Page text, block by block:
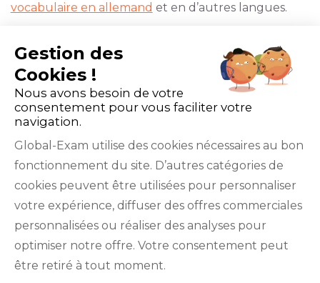
vocabulaire en allemand et en d’autres langues.
Faire le choix des cours en visio c’est aussi
travailler dans le prolongement de
l’expérience E-learning.
Explorer nos catégories
Apprendre l’allemand : préparation
Gestion des
Cookies !
Nous avons besoin de votre
consentement pour vous faciliter votre
navigation.
Global-Exam utilise des cookies nécessaires au bon
fonctionnement du site. D’autres catégories de
cookies peuvent être utilisées pour personnaliser
votre expérience, diffuser des offres commerciales
personnalisées ou réaliser des analyses pour
optimiser notre offre. Votre consentement peut
être retiré à tout moment.